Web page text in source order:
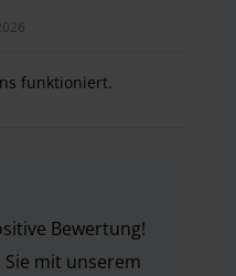
funktioniert.
Bewertung!
mit unserem